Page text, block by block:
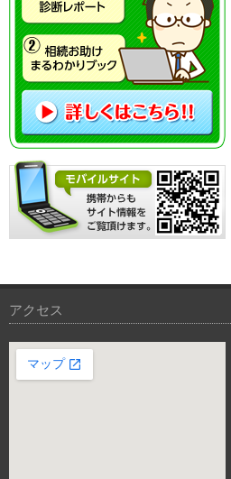
「相続・不動産」無料相談会・セミナー
アクセス